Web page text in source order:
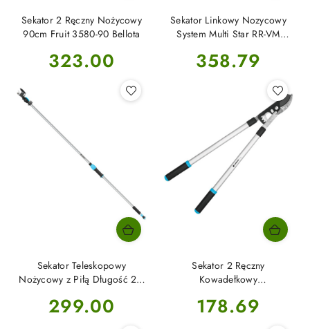
Sekator 2 Ręczny Nożycowy
90cm Fruit 3580-90 Bellota
Cena:
323.00
Sekator Linkowy Nozycowy
System Multi Star RR-VM
Cena:
358.79
Sekator Teleskopowy
Nożycowy z Piłą Długość 2m
Cena:
299.00
Sekator 2 Ręczny
Kowadełkowy
Cellfast
Cena:
178.69